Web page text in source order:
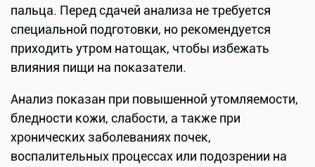
пальца. Перед сдачей анализа не требуется
специальной подготовки, но рекомендуется
приходить утром натощак, чтобы избежать
влияния пищи на показатели.
Анализ показан при повышенной утомляемости,
бледности кожи, слабости, а также при
хронических заболеваниях почек,
воспалительных процессах или подозрении на